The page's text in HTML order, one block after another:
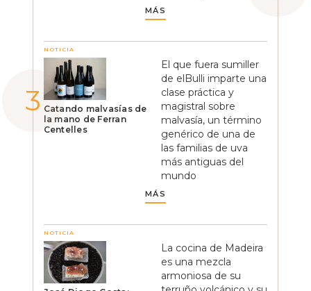
MÁS
NOTICIA
Catando malvasías de
la mano de Ferran
Centelles
El que fuera sumiller
de elBulli imparte una
clase práctica y
magistral sobre
malvasía, un término
genérico de una de
las familias de uva
más antiguas del
mundo
MÁS
NOTICIA
La cocina de Madeira
es una mezcla
armoniosa de su